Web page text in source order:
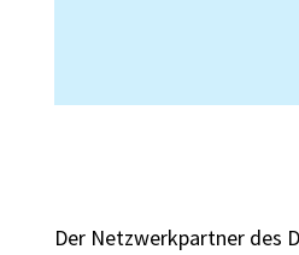
Der Netzwerkpartner des